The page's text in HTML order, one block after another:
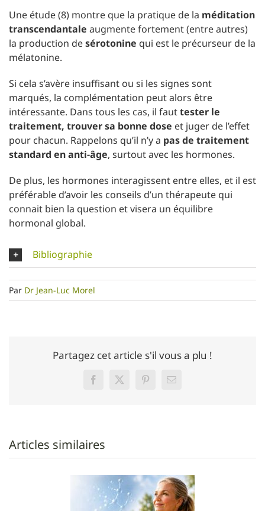
Une étude (8) montre que la pratique de la méditation
transcendantale augmente fortement (entre autres)
la production desérotonine qui est le précurseur de la
mélatonine.
Si cela s’avère insuffisant ou si les signes sont
marqués, la complémentation peut alors être
intéressante. Dans tous les cas, il fauttester le
traitement, trouver sa bonne dose et juger de l’effet
pour chacun. Rappelons qu’il n’y a pas de traitement
standard en anti-âge, surtout avec les hormones.
De plus, les hormones interagissent entre elles, et il est
préférable d’avoir les conseils d’un thérapeute qui
connait bien la question et visera un équilibre
hormonal global.
Bibliographie
Par Dr Jean-Luc Morel
Partagez cet article s'il vous a plu !
FacebookTwitterPinterestEmail
Articles similaires